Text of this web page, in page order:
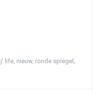
j' life nieuw, ronde spiegel